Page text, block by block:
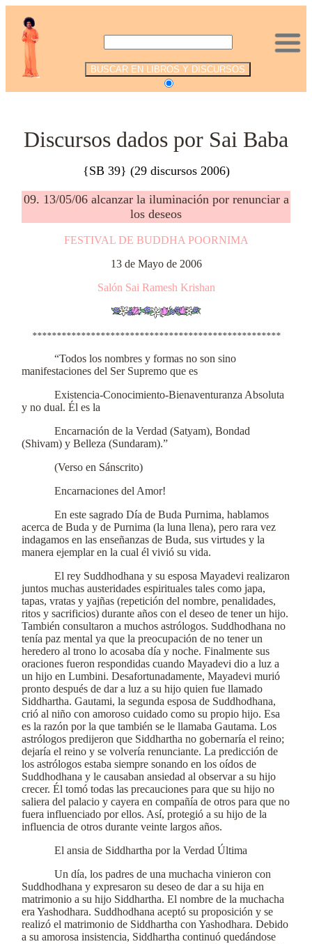
Discursos dados por Sai Baba
{SB 39} (29 discursos 2006)
09. 13/05/06 alcanzar la iluminación por renunciar a
los deseos
FESTIVAL DE BUDDHA POORNIMA
13 de Mayo de 2006
Salón Sai Ramesh Krishan
***************************************************
“Todos los nombres y formas no son sino
manifestaciones del Ser Supremo que es
Existencia-Conocimiento-Bienaventuranza Absoluta
y no dual. Él es la
Encarnación de la Verdad (Satyam), Bondad
(Shivam) y Belleza (Sundaram).”
(Verso en Sánscrito)
Encarnaciones del Amor!
En este sagrado Día de Buda Purnima, hablamos
acerca de Buda y de Purnima (la luna llena), pero rara vez
indagamos en las enseñanzas de Buda, sus virtudes y la
manera ejemplar en la cual él vivió su vida.
El rey Suddhodhana y su esposa Mayadevi realizaron
juntos muchas austeridades espirituales tales como japa,
tapas, vratas y yajñas (repetición del nombre, penalidades,
ritos y sacrificios) durante años con el deseo de tener un hijo.
También consultaron a muchos astrólogos. Suddhodhana no
tenía paz mental ya que la preocupación de no tener un
heredero al trono lo acosaba día y noche. Finalmente sus
oraciones fueron respondidas cuando Mayadevi dio a luz a
un hijo en Lumbini. Desafortunadamente, Mayadevi murió
pronto después de dar a luz a su hijo quien fue llamado
Siddhartha. Gautami, la segunda esposa de Suddhodhana,
crió al niño con amoroso cuidado como su propio hijo. Esa
es la razón por la que también se le llamaba Gautama. Los
astrólogos predijeron que Siddhartha no gobernaría el reino;
dejaría el reino y se volvería renunciante. La predicción de
los astrólogos estaba siempre sonando en los oídos de
Suddhodhana y le causaban ansiedad al observar a su hijo
crecer. Él tomó todas las precauciones para que su hijo no
saliera del palacio y cayera en compañía de otros para que no
fuera influenciado por ellos. Así, protegió a su hijo de la
influencia de otros durante veinte largos años.
El ansia de Siddhartha por la Verdad Última
Un día, los padres de una muchacha vinieron con
Suddhodhana y expresaron su deseo de dar a su hija en
matrimonio a su hijo Siddhartha. El nombre de la muchacha
era Yashodhara. Suddhodhana aceptó su proposición y se
realizó el matrimonio de Siddhartha con Yashodhara. Debido
a su amorosa insistencia, Siddhartha continuó quedándose